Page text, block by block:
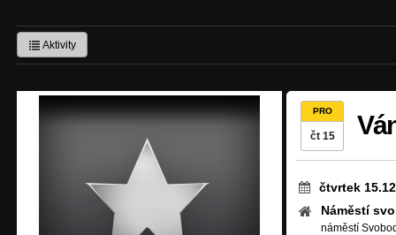
Aktivity
PRO
čt 15
čtvrtek
Náměstí
náměstí